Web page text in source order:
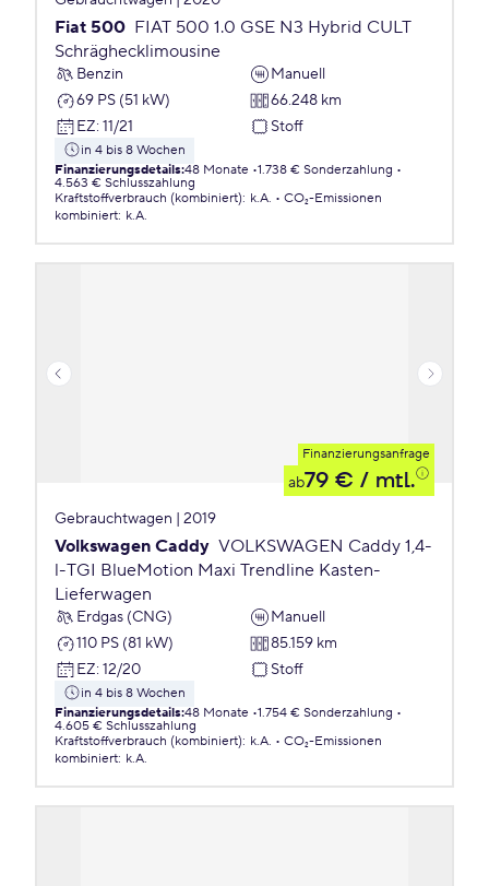
Fiat 500 FIAT 500 1.0 GSE N3 Hybrid CULT
Schräghecklimousine
Benzin
Manuell
69 PS (51 kW)
66.248 km
EZ: 11/21 Stoff
in 4 bis 8 Wochen
Finanzierungsdetails:48 Monate 1.738 € Sonderzahlung
4.563 € Schlusszahlung
Kraftstoffverbrauch (kombiniert): k.A.
CO₂-Emissionen
kombiniert: k.A.
Finanzierungsanfrage
ab79 € / mtl.
Gebrauchtwagen | 2019
Volkswagen Caddy VOLKSWAGEN Caddy 1,4-
l-TGI BlueMotion Maxi Trendline Kasten-
Lieferwagen
Erdgas (CNG)
Manuell
110 PS (81 kW)
85.159 km
EZ: 12/20 Stoff
in 4 bis 8 Wochen
Finanzierungsdetails:48 Monate 1.754 € Sonderzahlung
4.605 € Schlusszahlung
Kraftstoffverbrauch (kombiniert): k.A.
CO₂-Emissionen
kombiniert: k.A.